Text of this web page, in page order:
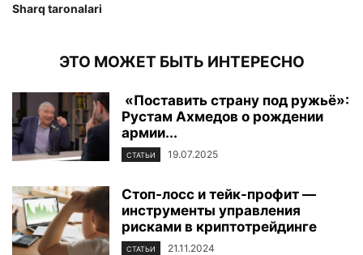
Sharq taronalari
ЭТО МОЖЕТ БЫТЬ ИНТЕРЕСНО
«Поставить страну под ружьё»:
Рустам Ахмедов о рождении
армии...
СТАТЬИ 19.07.2025
Стоп-лосс и тейк-профит —
инструменты управления
рисками в криптотрейдинге
СТАТЬИ 21.11.2024